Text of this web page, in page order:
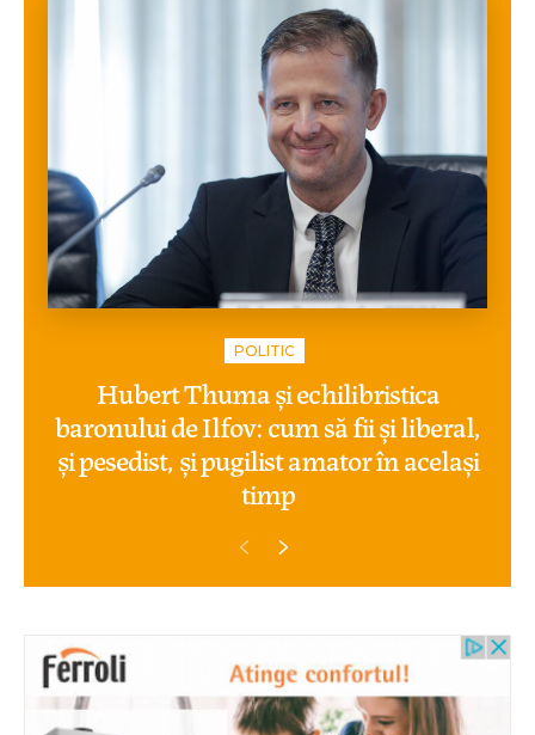
POLITIC
Hubert Thuma și echilibristica
baronului de Ilfov: cum să fii și liberal,
și pesedist, și pugilist amator în același
timp